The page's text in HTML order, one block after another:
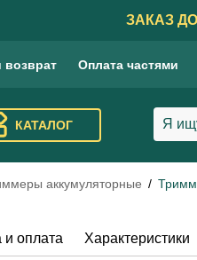
ЗАКАЗ
возврат Оплата частями
КАТАЛОГ
аккумуляторные
и оплата Характеристики